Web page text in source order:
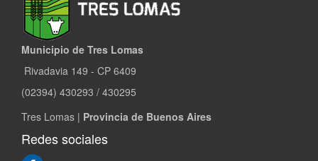
Municipio de Tres Lomas
Rivadavia 149 - CP 6409
(02394) 430293 / 430295
Tres Lomas | Provincia de Buenos Aires
Redes sociales